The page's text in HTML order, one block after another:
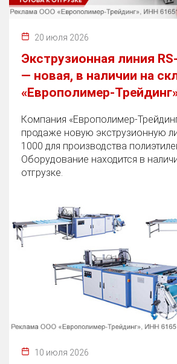
20 июля 2026
Экструзионная линия
— новая, в наличии на
«Европолимер-
Компания «Европолимер-
продаже новую экструзионную
1000 для производства
Оборудование находится в
отгрузке.
10 июля 2026